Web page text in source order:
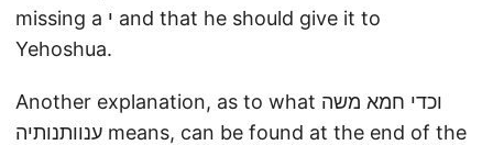
missing a י and that he should give it to
Yehoshua.
Another explanation, as to what וכדי חמא משה
ענוותנותיה means, can be found at the end of the